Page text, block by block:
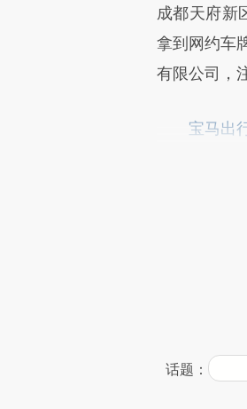
成都天府新
拿到网约车
有限公司，
宝马出
话题：